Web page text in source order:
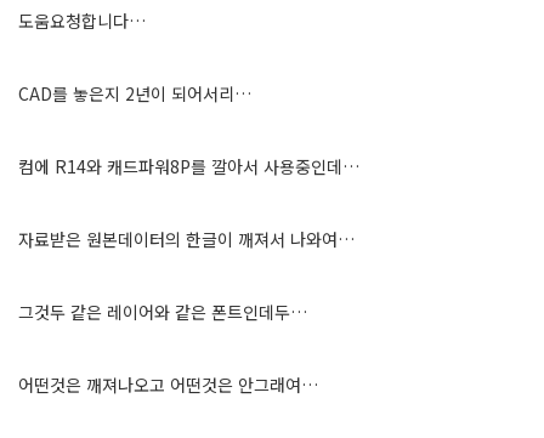
도움요청합니다…
CAD를 놓은지 2년이 되어서리…
컴에 R14와 캐드파워8P를 깔아서 사용중인데…
자료받은 원본데이터의 한글이 깨져서 나와여…
그것두 같은 레이어와 같은 폰트인데두…
어떤것은 깨져나오고 어떤것은 안그래여…